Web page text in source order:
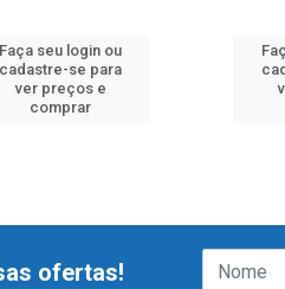
Faça seu login ou
cadastre-se para
ver preços e
comprar
ofertas!